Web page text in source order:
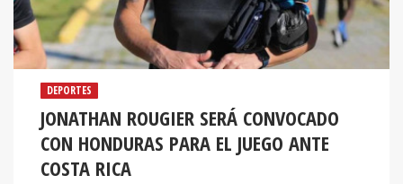
DEPORTES
JONATHAN ROUGIER SERÁ CONVOCADO
CON HONDURAS PARA EL JUEGO ANTE
COSTA RICA